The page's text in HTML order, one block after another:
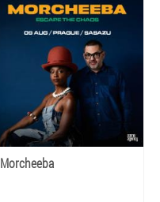
Morcheeba